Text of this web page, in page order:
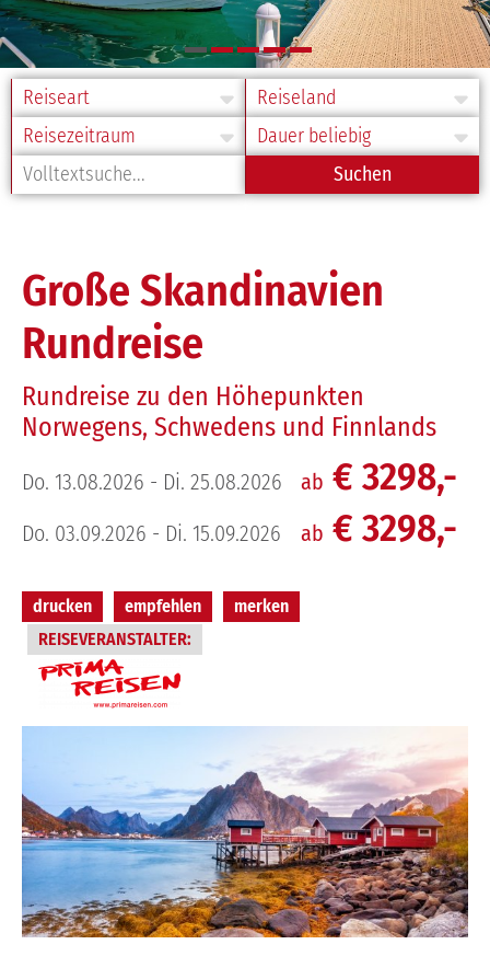
Service
Bus buchen
Gruppenreise
Unsere Reisen
Über uns
Geschichte
Fuhrpark
JOBS
Reiseart
Reiseland
Reisezeitraum
Reisedauer
Volltextsuche
Große Skandinavien
Rundreise
Rundreise zu den Höhepunkten
Norwegens, Schwedens und Finnlands
Do. 13.08.2026 - Di. 25.08.2026 ab € 3298,-
Do. 03.09.2026 - Di. 15.09.2026 ab € 3298,-
drucken empfehlen
merken
REISEVERANSTALTER: